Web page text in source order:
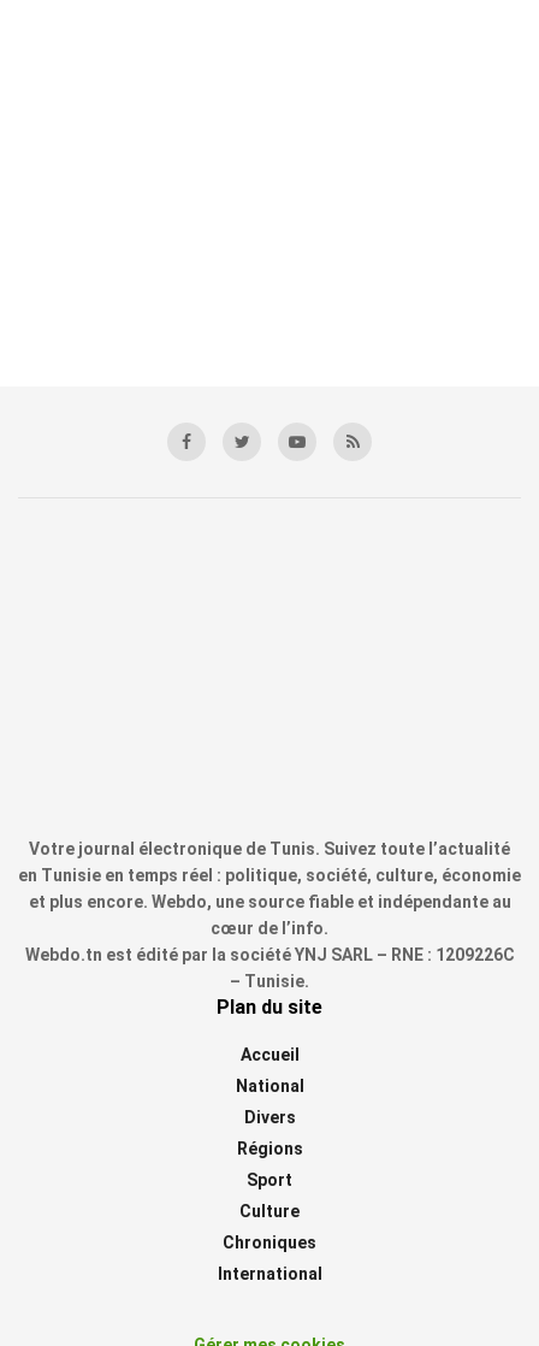
Votre journal électronique de Tunis. Suivez toute l’actualité
en Tunisie en temps réel : politique, société, culture, économie
et plus encore. Webdo, une source fiable et indépendante au
cœur de l’info.
Webdo.tn est édité par la société YNJ SARL – RNE : 1209226C
– Tunisie.
Plan du site
Accueil
National
Divers
Régions
Sport
Culture
Chroniques
International